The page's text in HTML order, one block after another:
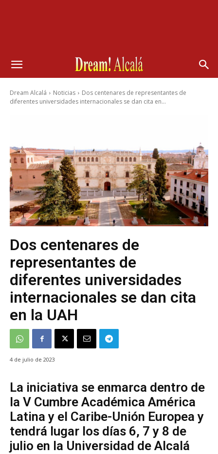
Dream Alcalá Noticias
Dos centenares de representantes de
diferentes universidades internacionales se dan cita en...
Dos centenares de
representantes de
diferentes universidades
internacionales se dan cita
en la UAH
4 de julio de 2023
La iniciativa se enmarca dentro de
la V Cumbre Académica América
Latina y el Caribe-Unión Europea y
tendrá lugar los días 6, 7 y 8 de
julio en la Universidad de Alcalá